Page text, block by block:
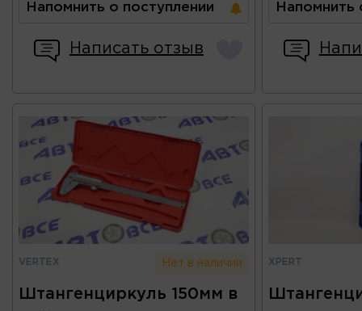
Напомнить о поступлении
Написать отзыв
Напомнить
VERTEX Нет в наличии
Штангенциркуль 150мм в
XPERT